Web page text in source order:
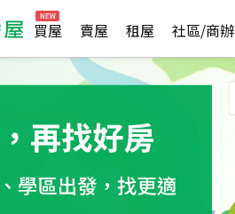
買屋 賣屋 租屋 社區/商辦